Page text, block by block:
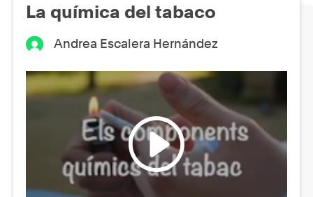
La química del tabaco
Andrea Escalera Hernández